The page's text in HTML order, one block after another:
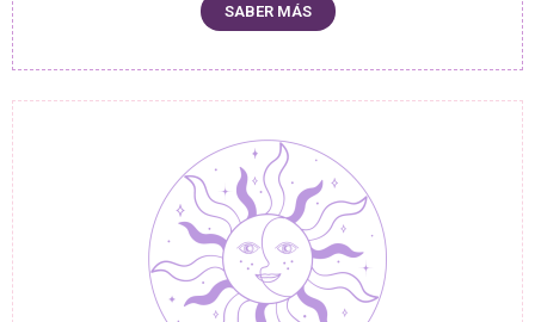
SABER MÁS